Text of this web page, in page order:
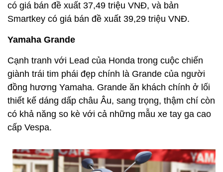
có giá bán đề xuất 37,49 triệu VNĐ, và bản
Smartkey có giá bán đề xuất 39,29 triệu VNĐ.
Yamaha Grande
Cạnh tranh với Lead của Honda trong cuộc chiến
giành trái tim phái đẹp chính là Grande của người
đồng hương Yamaha. Grande ăn khách chính ở lối
thiết kế dáng dấp châu Âu, sang trọng, thậm chí còn
có khả năng so kè với cả những mẫu xe tay ga cao
cấp Vespa.